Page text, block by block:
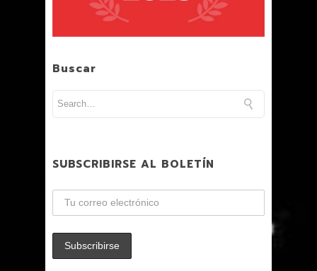
Buscar
SUBSCRIBIRSE AL BOLETÍN